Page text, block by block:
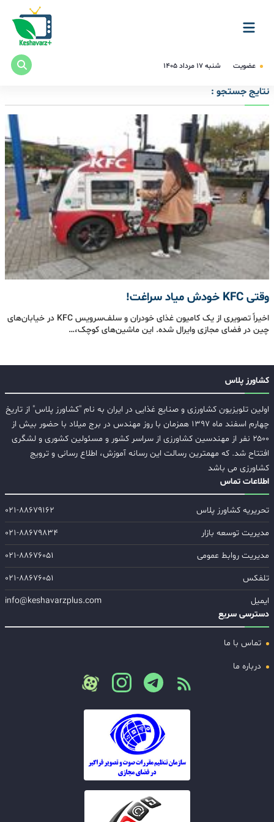
عضویت شنبه ۱۷ مرداد ۱۴۰۵
نتایج جستجو :
وقتی KFC خودش میاد سراغت!
اخیراً تصویری از یک کامیون غذای خودران و سلف‌سرویس KFC در خیابان‌های
چین در فضای مجازی وایرال شده. این ماشین‌های کوچک،…
کشاورز پلاس
اولین تلویزیون کشاورزی و صنایع غذایی در ایران به نام "کشاورز پلاس" از تاریخ
چهارم اسفند ماه ۱۳۹۷ همزمان با روز مهندس در برج میلاد با حضور بیش از
۲۵۰۰ نفر از مهندسین کشاورزی از سراسر کشور و مسئولین کشوری و لشگری
افتتاح شد. که مهمترین رسالت این رسانه آموزش، اطلاع رسانی و ترویج
کشاورزی می باشد
اطلاعات تماس
تحریریه کشاورز پلاس
۰۲۱-۸۸۶۷۹۱۶۲
مدیریت توسعه بازار
۰۲۱-۸۸۶۷۹۸۳۴
مدیریت روابط عمومی
۰۲۱-۸۸۶۷۶۰۵۱
تلفکس
۰۲۱-۸۸۶۷۶۰۵۱
ایمیل
info@keshavarzplus.com
دسترسی سریع
تماس با ما
درباره ما